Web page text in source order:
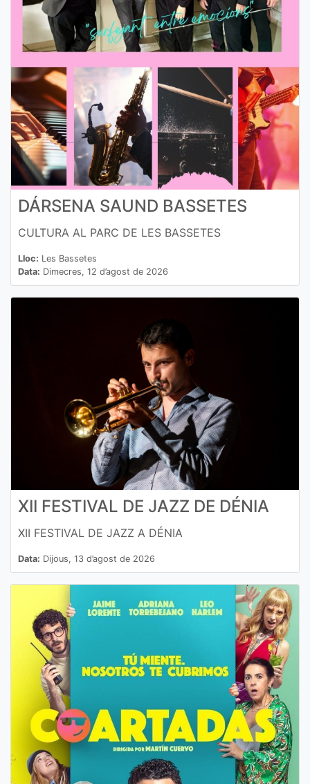
DÁRSENA SAUND BASSETES
CULTURA AL PARC DE LES BASSETES
Lloc: Les Bassetes
Data: Dimecres, 12 d’agost de 2026
XII FESTIVAL DE JAZZ DE DÉNIA
XII FESTIVAL DE JAZZ A DÉNIA
Data: Dijous, 13 d’agost de 2026